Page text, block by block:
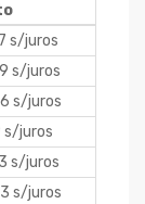
s/juros
s/juros
s/juros
s/juros
s/juros
s/juros